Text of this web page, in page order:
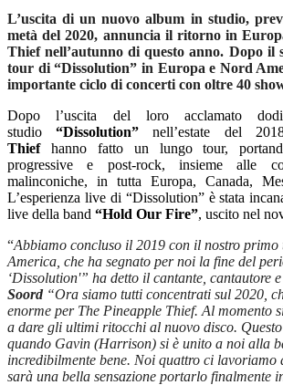
L’uscita di un nuovo album in studio,
metà del 2020, annuncia il ritorno in
Thief nell’autunno di questo anno. Dopo il
tour di “Dissolution” in Europa e Nord
importante ciclo di concerti con oltre 40
Dopo l’uscita del loro acclamato
studio“Dissolution” nell’estate del
Thief hanno fatto un lungo tour,
progressive e post-rock, insieme alle
malinconiche, in tutta Europa, Canada,
L’esperienza live di “Dissolution” è stata
live della band “Hold Our Fire”, uscito nel
“Abbiamo concluso il 2019 con il nostro
America, che ha segnato per noi la fine del
‘Dissolution'” ha detto il cantante, cantautore
Soord“Ora siamo tutti concentrati sul 2020,
enorme per The Pineapple Thief. Al momento
a dare gli ultimi ritocchi al nuovo disco.
quando Gavin (Harrison) si è unito a noi alla
incredibilmente bene. Noi quattro ci lavoriamo
sarà una bella sensazione portarlo finalmente